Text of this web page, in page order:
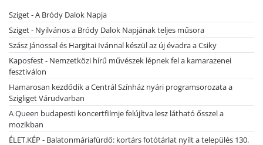
Sziget - A Bródy Dalok Napja
Sziget - Nyilvános a Bródy Dalok Napjának teljes műsora
Szász Jánossal és Hargitai Ivánnal készül az új évadra a Csiky
Kaposfest - Nemzetközi hírű művészek lépnek fel a kamarazenei
fesztiválon
Hamarosan kezdődik a Centrál Színház nyári programsorozata a
Szigliget Várudvarban
A Queen budapesti koncertfilmje felújítva lesz látható ősszel a
mozikban
ÉLET.KÉP - Balatonmáriafürdő: kortárs fotótárlat nyílt a település 130.